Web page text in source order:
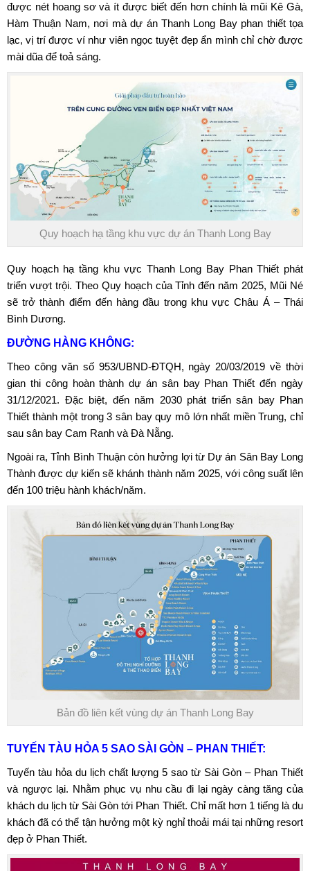
được nét hoang sơ và ít được biết đến hơn chính là mũi Kê Gà,
Hàm Thuận Nam, nơi mà dự án Thanh Long Bay phan thiết tọa
lạc, vị trí được ví như viên ngọc tuyệt đẹp ẩn mình chỉ chờ được
mài dũa để toả sáng.
Quy hoạch hạ tầng khu vực dự án Thanh Long Bay
Quy hoạch hạ tầng khu vực Thanh Long Bay Phan Thiết phát
triển vượt trội. Theo Quy hoạch của Tỉnh đến năm 2025, Mũi Né
sẽ trở thành điểm đến hàng đầu trong khu vực Châu Á – Thái
Bình Dương.
ĐƯỜNG HÀNG KHÔNG:
Theo công văn số 953/UBND-ĐTQH, ngày 20/03/2019 về thời
gian thi công hoàn thành dự án sân bay Phan Thiết đến ngày
31/12/2021. Đặc biệt, đến năm 2030 phát triển sân bay Phan
Thiết thành một trong 3 sân bay quy mô lớn nhất miền Trung, chỉ
sau sân bay Cam Ranh và Đà Nẵng.
Ngoài ra, Tỉnh Bình Thuận còn hưởng lợi từ Dự án Sân Bay Long
Thành được dự kiến sẽ khánh thành năm 2025, với công suất lên
đến 100 triệu hành khách/năm.
Bản đồ liên kết vùng dự án Thanh Long Bay
TUYẾN TÀU HỎA 5 SAO SÀI GÒN – PHAN THIẾT:
Tuyến tàu hỏa du lịch chất lượng 5 sao từ Sài Gòn – Phan Thiết
và ngược lại. Nhằm phục vụ nhu cầu đi lại ngày càng tăng của
khách du lịch từ Sài Gòn tới Phan Thiết. Chỉ mất hơn 1 tiếng là du
khách đã có thể tận hưởng một kỳ nghỉ thoải mái tại những resort
đẹp ở Phan Thiết.